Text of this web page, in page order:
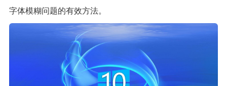
字体模糊问题的有效方法。